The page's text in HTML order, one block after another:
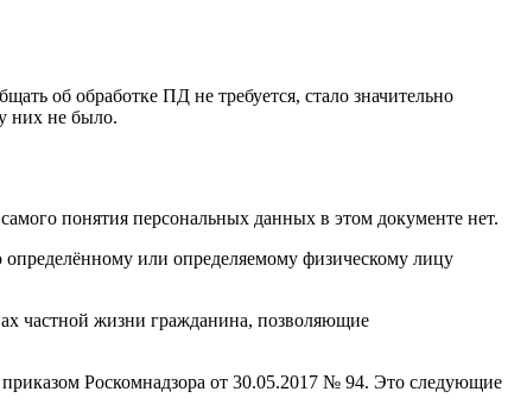
об обработке ПД не требуется, стало значительно
них не было.
понятия персональных данных в этом документе нет.
или определяемому физическому лицу
частной жизни гражданина, позволяющие
Роскомнадзора от 30.05.2017 № 94. Это следующие